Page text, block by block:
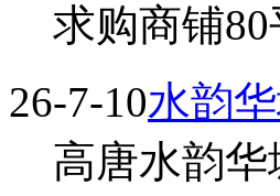
求购商铺
26-7-10水韵
高唐水韵